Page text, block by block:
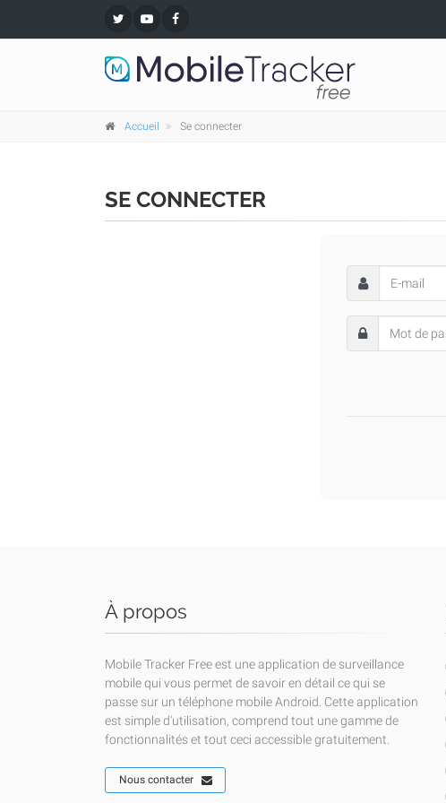
Accueil Se connecter
SE CONNECTER
À propos
Mobile Tracker Free est une application de surveillance
mobile qui vous permet de savoir en détail ce qui se
passe sur un téléphone mobile Android. Cette application
est simple d'utilisation, comprend tout une gamme de
fonctionnalités et tout ceci accessible gratuitement.
Nous contacter